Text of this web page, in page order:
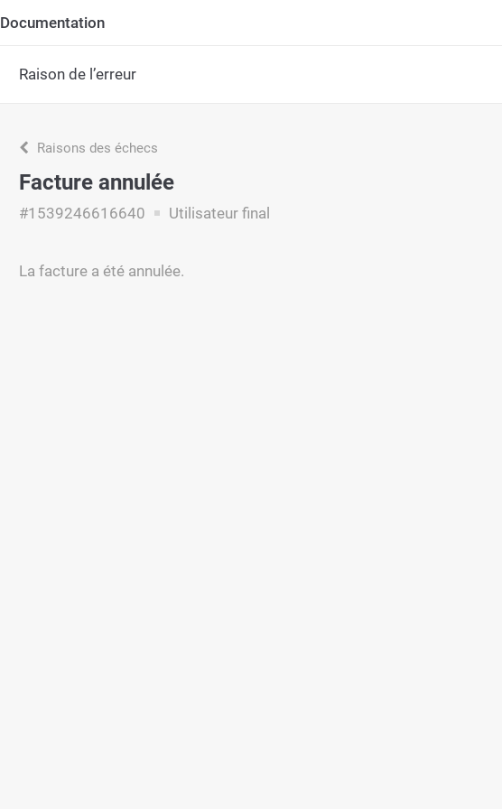
Documentation
Raison de l’erreur
Raisons des échecs
Facture annulée
#1539246616640 Utilisateur final
La facture a été annulée.